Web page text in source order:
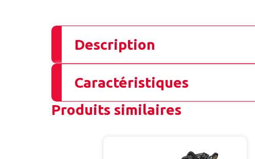
Description
Caractéristiques
Produits similaires